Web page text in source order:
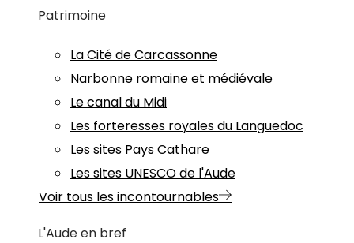
Patrimoine
La Cité de Carcassonne
Narbonne romaine et médiévale
Le canal du Midi
Les forteresses royales du Languedoc
Les sites Pays Cathare
Les sites UNESCO de l'Aude
Voir tous les incontournables
L'Aude en bref